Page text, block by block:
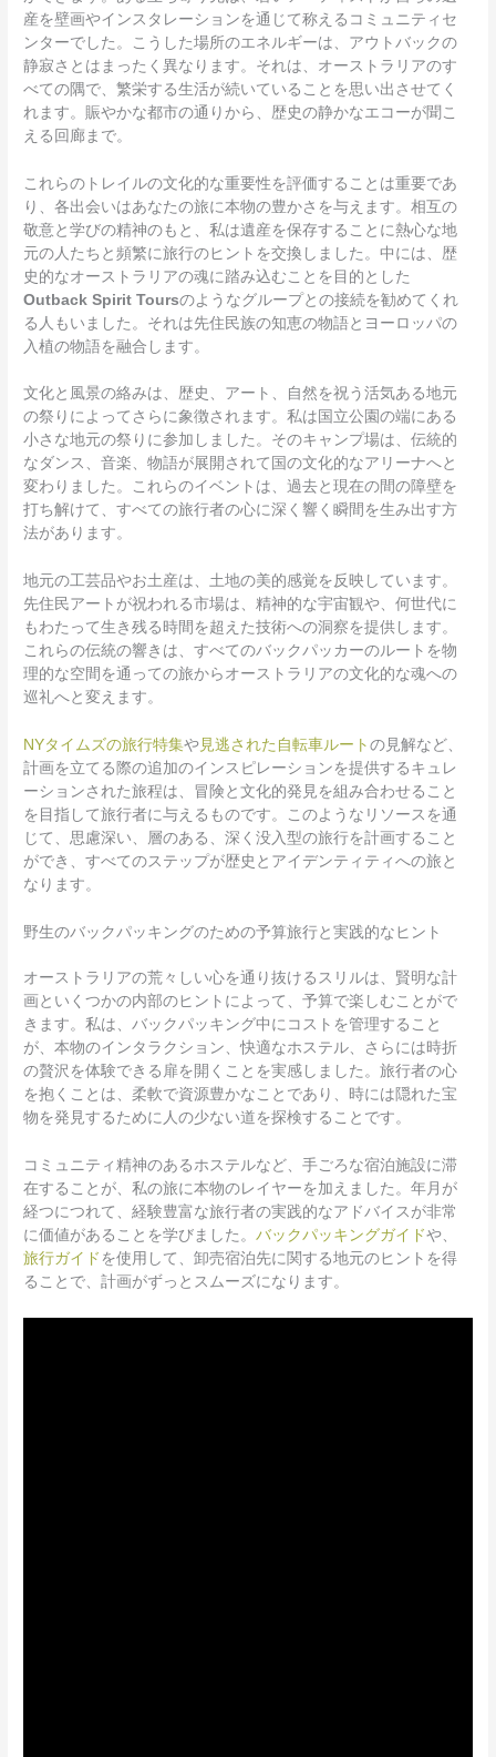
産を壁画やインスタレーションを通じて称えるコミュニティセ
ンターでした。こうした場所のエネルギーは、アウトバックの
静寂さとはまったく異なります。それは、オーストラリアのす
べての隅で、繁栄する生活が続いていることを思い出させてく
れます。賑やかな都市の通りから、歴史の静かなエコーが聞こ
える回廊まで。
これらのトレイルの文化的な重要性を評価することは重要であ
り、各出会いはあなたの旅に本物の豊かさを与えます。相互の
敬意と学びの精神のもと、私は遺産を保存することに熱心な地
元の人たちと頻繁に旅行のヒントを交換しました。中には、歴
史的なオーストラリアの魂に踏み込むことを目的とした
Outback Spirit Toursのようなグループとの接続を勧めてくれ
る人もいました。それは先住民族の知恵の物語とヨーロッパの
入植の物語を融合します。
文化と風景の絡みは、歴史、アート、自然を祝う活気ある地元
の祭りによってさらに象徴されます。私は国立公園の端にある
小さな地元の祭りに参加しました。そのキャンプ場は、伝統的
なダンス、音楽、物語が展開されて国の文化的なアリーナへと
変わりました。これらのイベントは、過去と現在の間の障壁を
打ち解けて、すべての旅行者の心に深く響く瞬間を生み出す方
法があります。
地元の工芸品やお土産は、土地の美的感覚を反映しています。
先住民アートが祝われる市場は、精神的な宇宙観や、何世代に
もわたって生き残る時間を超えた技術への洞察を提供します。
これらの伝統の響きは、すべてのバックパッカーのルートを物
理的な空間を通っての旅からオーストラリアの文化的な魂への
巡礼へと変えます。
NYタイムズの旅行特集や 見逃された自転車ルートの見解など、
計画を立てる際の追加のインスピレーションを提供するキュレ
ーションされた旅程は、冒険と文化的発見を組み合わせること
を目指して旅行者に与えるものです。このようなリソースを通
じて、思慮深い、層のある、深く没入型の旅行を計画すること
ができ、すべてのステップが歴史とアイデンティティへの旅と
なります。
野生のバックパッキングのための予算旅行と実践的なヒント
オーストラリアの荒々しい心を通り抜けるスリルは、賢明な計
画といくつかの内部のヒントによって、予算で楽しむことがで
きます。私は、バックパッキング中にコストを管理すること
が、本物のインタラクション、快適なホステル、さらには時折
の贅沢を体験できる扉を開くことを実感しました。旅行者の心
を抱くことは、柔軟で資源豊かなことであり、時には隠れた宝
物を発見するために人の少ない道を探検することです。
コミュニティ精神のあるホステルなど、手ごろな宿泊施設に滞
在することが、私の旅に本物のレイヤーを加えました。年月が
経つにつれて、経験豊富な旅行者の実践的なアドバイスが非常
に価値があることを学びました。バックパッキングガイドや、
旅行ガイド を使用して、卸売宿泊先に関する地元のヒントを得
ることで、計画がずっとスムーズになります。